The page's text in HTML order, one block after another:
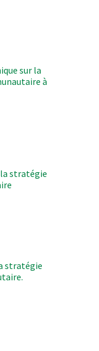
sur la
à
stratégie
stratégie